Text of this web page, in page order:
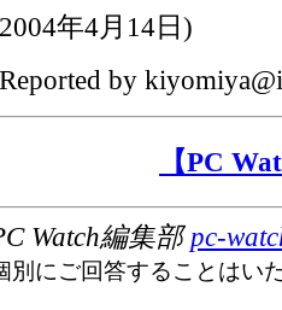
2004年4月14日 )
by
【PC
Watch編集部pc-
別にご回答することはい